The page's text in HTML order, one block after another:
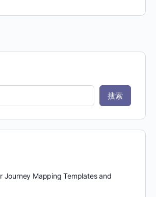
搜索
Journey Mapping Templates and